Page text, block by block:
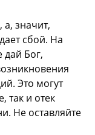
значит,
сбой. На
Бог,
Это могут
так и отек
Не оставляйте